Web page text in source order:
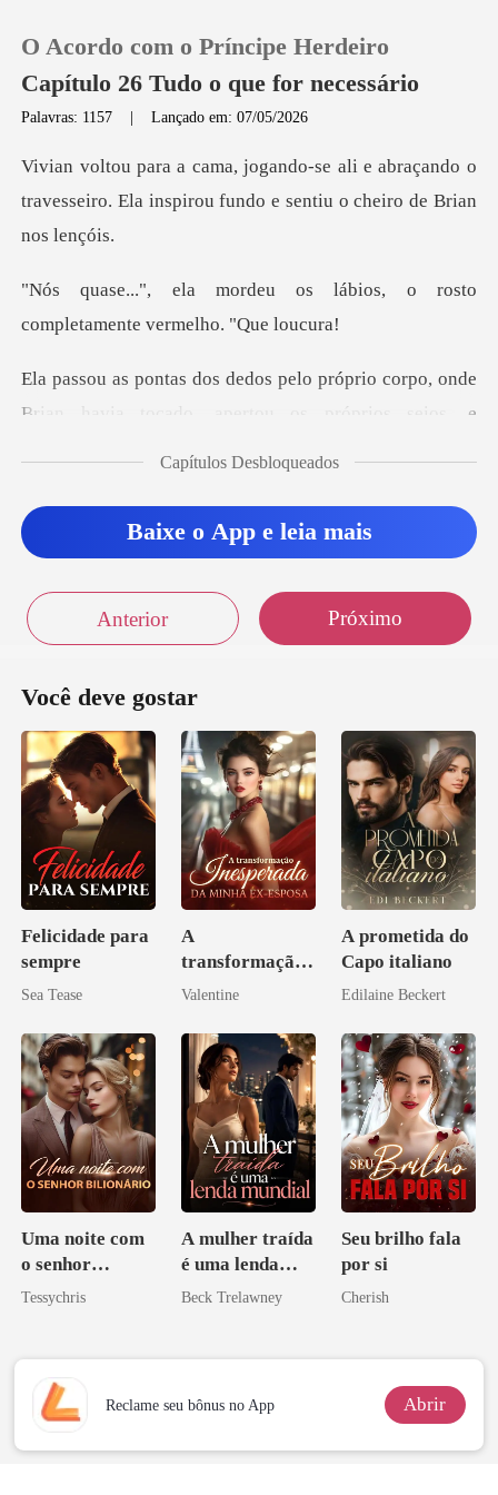
0
Loja
Histórico
O Acordo com o Príncipe Herdeiro
Capítulo 26 Tudo o que for necessário
Palavras: 1157 |Lançado em: 07/05/2026
e abraçando o
travesseiro. Ela inspirou fu
s lábios, o rosto
completame
corpo, onde
Brian havia tocado, apertou os p
Capítulos Desbloqueados
Baixe o App e leia mais
Anterior Próximo
Você deve gostar
Felicidade para
sempre
Sea Tease
A
transformação
inesperada da
esposa
Valentine
A prometida do
Capo italiano
Edilaine Beckert
Uma noite com
o senhor
Bilionário
Tessychris
A mulher traída
é uma lenda
mundial
Beck Trelawney
Seu brilho fala
por si
Cherish
Reclame seu bônus no App Abrir